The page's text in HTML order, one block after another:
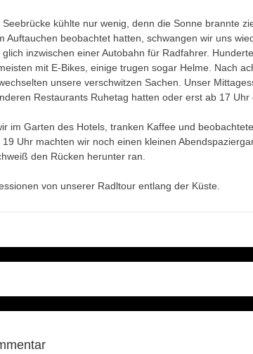
kühlte nur wenig, denn die Sonne brannte
Auftauchen beobachtet hatten, schwangen wir uns
inzwischen einer Autobahn für Radfahrer.
mit E-Bikes, einige trugen sogar Helme. Nach
unsere verschwitzen Sachen. Unser
Restaurants Ruhetag hatten oder erst ab 17 Uhr
im Garten des Hotels, tranken Kaffee und
Uhr machten wir noch einen kleinen
den Rücken herunter ran.
von unserer Radltour entlang der Küste.